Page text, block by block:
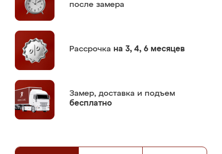
после замера
Рассрочка на 3, 4, 6 месяцев
Замер, доставка и подъем
бесплатно